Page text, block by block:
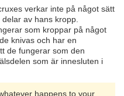
verkar inte på något sätt
av hans kropp.
som kroppar på något
knivas och har en
de fungerar som den
som är innesluten i
happens to your